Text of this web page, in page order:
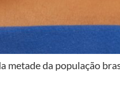
metade da população